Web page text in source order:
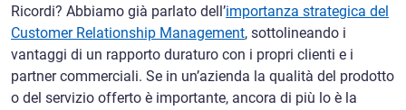
Ricordi? Abbiamo già parlato dell’importanza strategica del
Customer Relationship Management, sottolineando i
vantaggi di un rapporto duraturo con i propri clienti e i
partner commerciali. Se in un’azienda la qualità del prodotto
o del servizio offerto è importante, ancora di più lo è la